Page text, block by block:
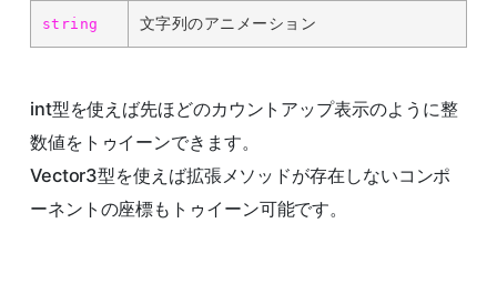
string 文字列のアニメーション
int型を使えば先ほどのカウントアップ表示のように整
数値をトゥイーンできます。
Vector3型を使えば拡張メソッドが存在しないコンポ
ーネントの座標もトゥイーン可能です。